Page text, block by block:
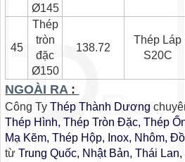
Ø145
45
Thép
tròn
đặc
Ø150
138.72
Thép Láp
S20C
NGOÀI RA :
Công TyThép Thành Dương
Thép Hình, Thép Tròn Đặc, Thép
Mạ Kẽm, Thép Hộp, Inox, Nhôm,
từTrung Quốc, Nhật Bản, Thái